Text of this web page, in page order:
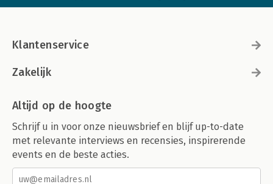
Klantenservice
Zakelijk
Altijd op de hoogte
Schrijf u in voor onze nieuwsbrief en blijf up-to-date
met relevante interviews en recensies, inspirerende
events en de beste acties.